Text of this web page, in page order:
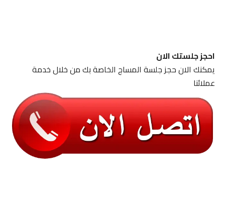
احجز جلستك الان
يمكنك الان حجز جلسة المساج الخاصة بك من خلال خدمة
عملائنا